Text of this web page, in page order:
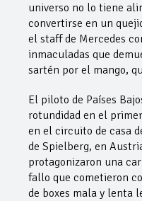
universo no lo tiene
convertirse en un
el staff de Mercedes
inmaculadas que
sartén por el mango,
El piloto de Países
rotundidad en el
en el circuito de casa
de Spielberg, en
protagonizaron una
fallo que cometieron
de boxes mala y lenta